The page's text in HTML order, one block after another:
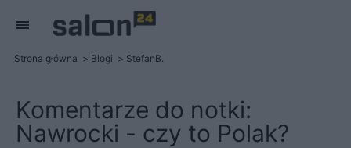
Strona główna Blogi StefanB.
Komentarze do notki:
Nawrocki - czy to Polak?